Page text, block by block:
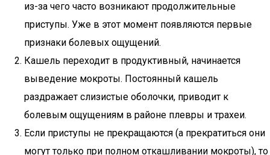
из-за чего часто возникают продолжительные
приступы. Уже в этот момент появляются первые
признаки болевых ощущений.
Кашель переходит в продуктивный, начинается
выведение мокроты. Постоянный кашель
раздражает слизистые оболочки, приводит к
болевым ощущениям в районе плевры и трахеи.
Если приступы не прекращаются (а прекратиться они
могут только при полном откашливании мокроты), то